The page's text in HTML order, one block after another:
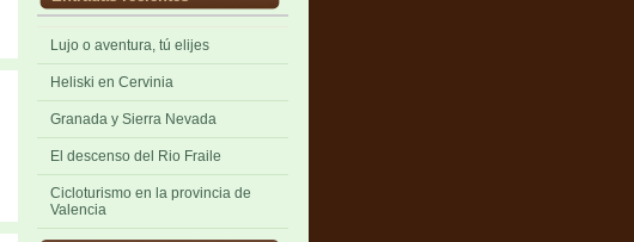
Lujo o aventura, tú elijes
Heliski en Cervinia
Granada y Sierra Nevada
El descenso del Rio Fraile
Cicloturismo en la provincia de
Valencia